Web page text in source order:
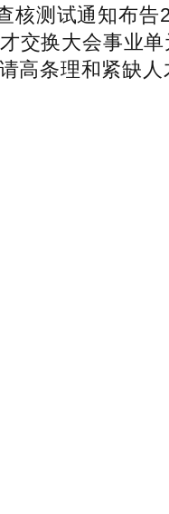
核测试通知布
交换大会事业
高条理和紧缺